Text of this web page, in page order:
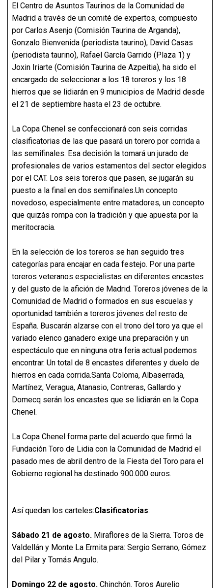
El Centro de Asuntos Taurinos de la Comunidad de
Madrid a través de un comité de expertos, compuesto
por Carlos Asenjo (Comisión Taurina de Arganda),
Gonzalo Bienvenida (periodista taurino), David Casas
(periodista taurino), Rafael García Garrido (Plaza 1) y
Joxin Iriarte (Comisión Taurina de Azpeitia), ha sido el
encargado de seleccionar a los 18 toreros y los 18
hierros que se lidiarán en 9 municipios de Madrid desde
el 21 de septiembre hasta el 23 de octubre.
La Copa Chenel se confeccionará con seis corridas
clasificatorias de las que pasará un torero por corrida a
las semifinales. Esa decisión la tomará un jurado de
profesionales de varios estamentos del sector elegidos
por el CAT. Los seis toreros que pasen, se jugarán su
puesto a la final en dos semifinales.Un concepto
novedoso, especialmente entre matadores, un concepto
que quizás rompa con la tradición y que apuesta por la
meritocracia.
En la selección de los toreros se han seguido tres
categorías para encajar en cada festejo. Por una parte
toreros veteranos especialistas en diferentes encastes
y del gusto de la afición de Madrid. Toreros jóvenes de la
Comunidad de Madrid o formados en sus escuelas y
oportunidad también a toreros jóvenes del resto de
España. Buscarán alzarse con el trono del toro ya que el
variado elenco ganadero exige una preparación y un
espectáculo que en ninguna otra feria actual podemos
encontrar. Un total de 8 encastes diferentes y duelo de
hierros en cada corrida.Santa Coloma, Albaserrada,
Martínez, Veragua, Atanasio, Contreras, Gallardo y
Domecq serán los encastes que se lidiarán en la Copa
Chenel.
La Copa Chenel forma parte del acuerdo que firmó la
Fundación Toro de Lidia con la Comunidad de Madrid el
pasado mes de abril dentro de la Fiesta del Toro para el
Gobierno regional ha destinado 900.000 euros.
Así quedan los carteles:Clasificatorias:
Sábado 21 de agosto. Miraflores de la Sierra. Toros de
Valdellán y Monte La Ermita para: Sergio Serrano, Gómez
del Pilar y Tomás Angulo.
Domingo 22 de agosto. Chinchón. Toros Aurelio